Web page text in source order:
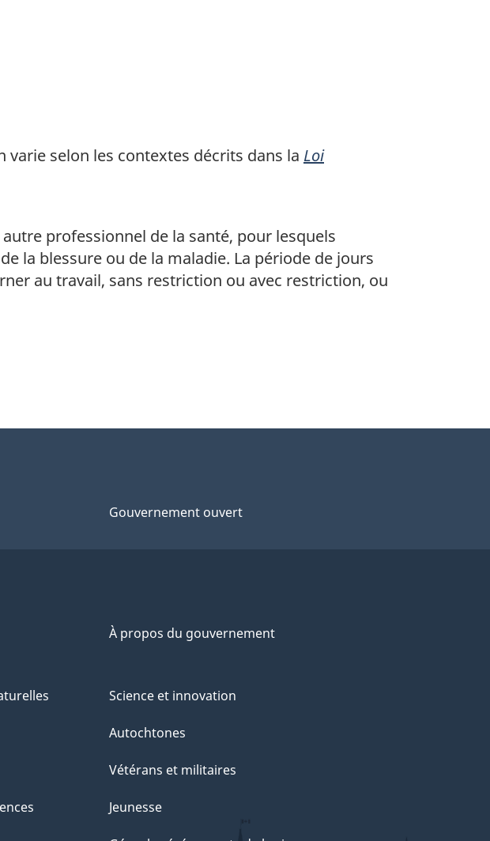
selon les contextes décrits dans la Loi
professionnel de la santé, pour lesquels
la blessure ou de la maladie. La période de jours
au travail, sans restriction ou avec restriction, ou
Gouvernement ouvert
À propos du gouvernement
Science et innovation
Autochtones
Vétérans et militaires
Jeunesse